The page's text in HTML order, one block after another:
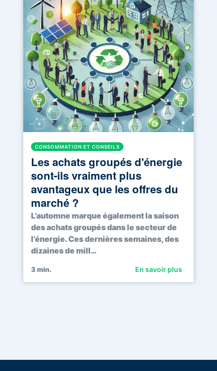
CONSOMMATION ET CONSEILS
Les achats groupés d'énergie
sont-ils vraiment plus
avantageux que les offres du
marché ?
L’automne marque également la saison
des achats groupés dans le secteur de
l’énergie. Ces dernières semaines, des
dizaines de mill…
3min. En savoir plus